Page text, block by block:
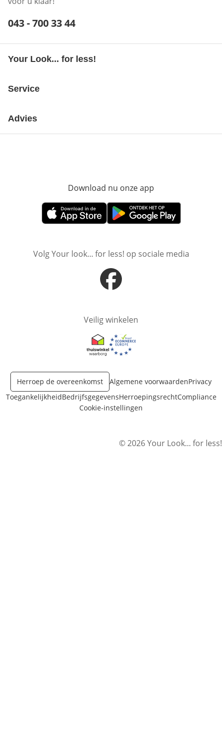
Telefoonnummer:
043 - 700 33 44
Your Look... for less!
Service
Advies
Download nu onze app
Opent in nieuw vensterOpent in nieuw venster
Volg Your look... for less! op sociale media
Opent in nieuw venster
Veilig winkelen
Opent in nieuw venster
Opent in nieuw venster
Herroep de overeenkomst Algemene voorwaardenPrivacy
ToegankelijkheidBedrijfsgegevensHerroepingsrechtCompliance
Cookie-instellingen
© 2026 Your Look... for less!